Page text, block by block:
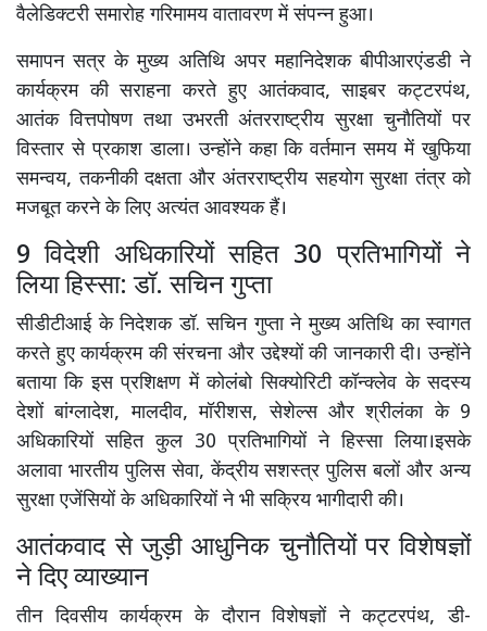
वैलेडिक्टरी समारोह गरिमामय वातावरण में संपन्न हुआ।
समापन सत्र के मुख्य अतिथि अपर महानिदेशक बीपीआरएंडडी ने
कार्यक्रम की सराहना करते हुए आतंकवाद, साइबर कट्टरपंथ,
आतंक वित्तपोषण तथा उभरती अंतरराष्ट्रीय सुरक्षा चुनौतियों पर
विस्तार से प्रकाश डाला। उन्होंने कहा कि वर्तमान समय में खुफिया
समन्वय, तकनीकी दक्षता और अंतरराष्ट्रीय सहयोग सुरक्षा तंत्र को
मजबूत करने के लिए अत्यंत आवश्यक हैं।
9 विदेशी अधिकारियों सहित 30 प्रतिभागियों ने
लिया हिस्सा: डॉ. सचिन गुप्ता
सीडीटीआई के निदेशक डॉ. सचिन गुप्ता ने मुख्य अतिथि का स्वागत
करते हुए कार्यक्रम की संरचना और उद्देश्यों की जानकारी दी। उन्होंने
बताया कि इस प्रशिक्षण में कोलंबो सिक्योरिटी कॉन्क्लेव के सदस्य
देशों बांग्लादेश, मालदीव, मॉरीशस, सेशेल्स और श्रीलंका के 9
अधिकारियों सहित कुल 30 प्रतिभागियों ने हिस्सा लिया।इसके
अलावा भारतीय पुलिस सेवा, केंद्रीय सशस्त्र पुलिस बलों और अन्य
सुरक्षा एजेंसियों के अधिकारियों ने भी सक्रिय भागीदारी की।
आतंकवाद से जुड़ी आधुनिक चुनौतियों पर विशेषज्ञों
ने दिए व्याख्यान
तीन दिवसीय कार्यक्रम के दौरान विशेषज्ञों ने कट्टरपंथ, डी-